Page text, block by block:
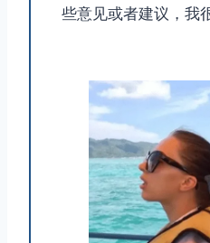
些意见或者建议，我